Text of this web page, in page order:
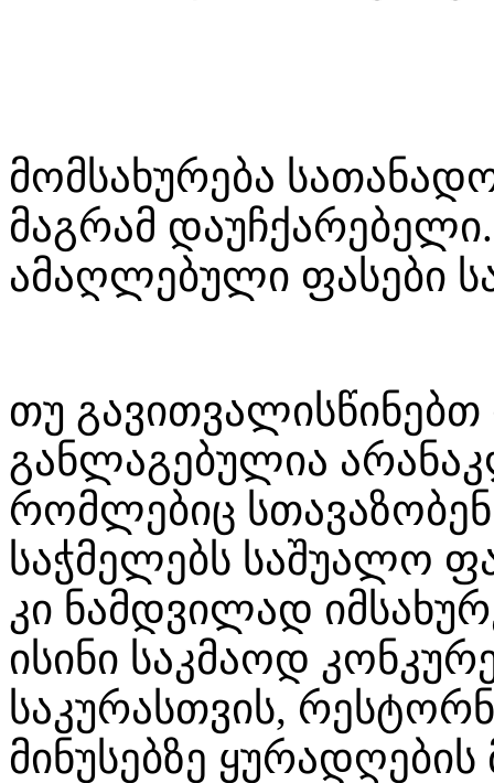
მომსახურება
მაგრამ
ამაღლებული ფასები
თუ გავითვალისწინებთ
განლაგებულია
რომლებიც
საჭმელებს საშუალო
კი ნამდვილად
ისინი საკმაოდ
საკურასთვის,
მინუსებზე ყურადღების